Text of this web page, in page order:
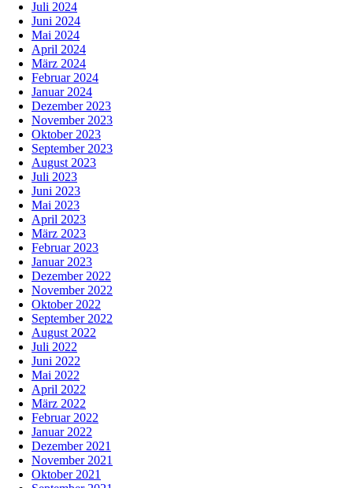
Juli 2024
Juni 2024
Mai 2024
April 2024
März 2024
Februar 2024
Januar 2024
Dezember 2023
November 2023
Oktober 2023
September 2023
August 2023
Juli 2023
Juni 2023
Mai 2023
April 2023
März 2023
Februar 2023
Januar 2023
Dezember 2022
November 2022
Oktober 2022
September 2022
August 2022
Juli 2022
Juni 2022
Mai 2022
April 2022
März 2022
Februar 2022
Januar 2022
Dezember 2021
November 2021
Oktober 2021